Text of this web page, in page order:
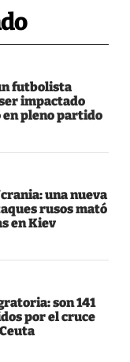
futbolista
impactado
en pleno partido
una nueva
rusos mató
en Kiev
son 141
por el cruce